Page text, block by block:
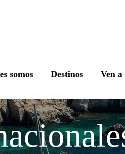
somos Destinos Ven